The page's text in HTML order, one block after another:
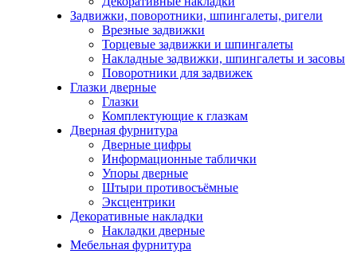
Задвижки, поворотники, шпингалеты, ригели
Врезные задвижки
Торцевые задвижки и шпингалеты
Накладные задвижки, шпингалеты и засовы
Поворотники для задвижек
Глазки дверные
Глазки
Комплектующие к глазкам
Дверная фурнитура
Дверные цифры
Информационные таблички
Упоры дверные
Штыри противосъёмные
Эксцентрики
Декоративные накладки
Накладки дверные
Мебельная фурнитура